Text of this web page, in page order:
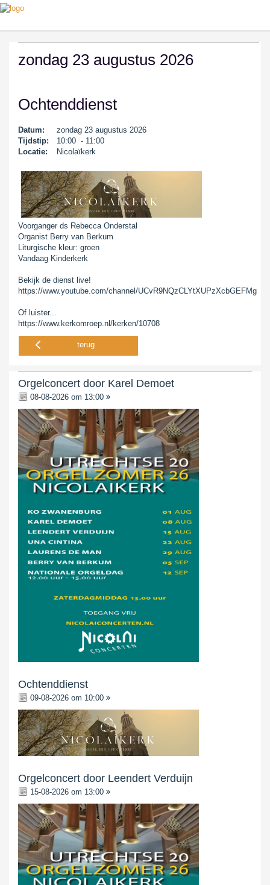
zondag 23 augustus 2026
Ochtenddienst
Datum:
zondag 23 augustus 2026
Tijdstip:
10:00 - 11:00
Locatie:
Nicolaïkerk
Voorganger ds Rebecca Onderstal
Organist Berry van Berkum
Liturgische kleur: groen
Vandaag Kinderkerk
Bekijk de dienst live!
https://www.youtube.com/channel/UCvR9NQzCLYtXUPzXcbGEFMg
Of luister...
https://www.kerkomroep.nl/kerken/10708
terug
Orgelconcert door Karel Demoet
08-08-2026 om 13:00
Ochtenddienst
09-08-2026 om 10:00
Orgelconcert door Leendert Verduijn
15-08-2026 om 13:00